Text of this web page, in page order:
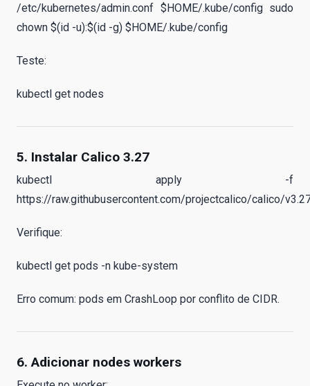
/etc/kubernetes/admin.conf $HOME/.kube/config sudo
chown $(id -u):$(id -g) $HOME/.kube/config
Teste:
kubectl get nodes
5. Instalar Calico 3.27
kubectl apply -f
https://raw.githubusercontent.com/projectcalico/calico/
Verifique:
kubectl get pods -n kube-system
Erro comum: pods em CrashLoop por conflito de CIDR.
6. Adicionar nodes workers